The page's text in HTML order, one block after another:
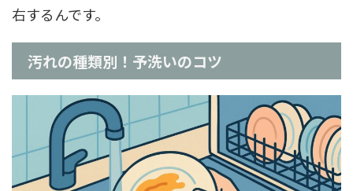
右するんです。
汚れの種類別！予洗いのコツ